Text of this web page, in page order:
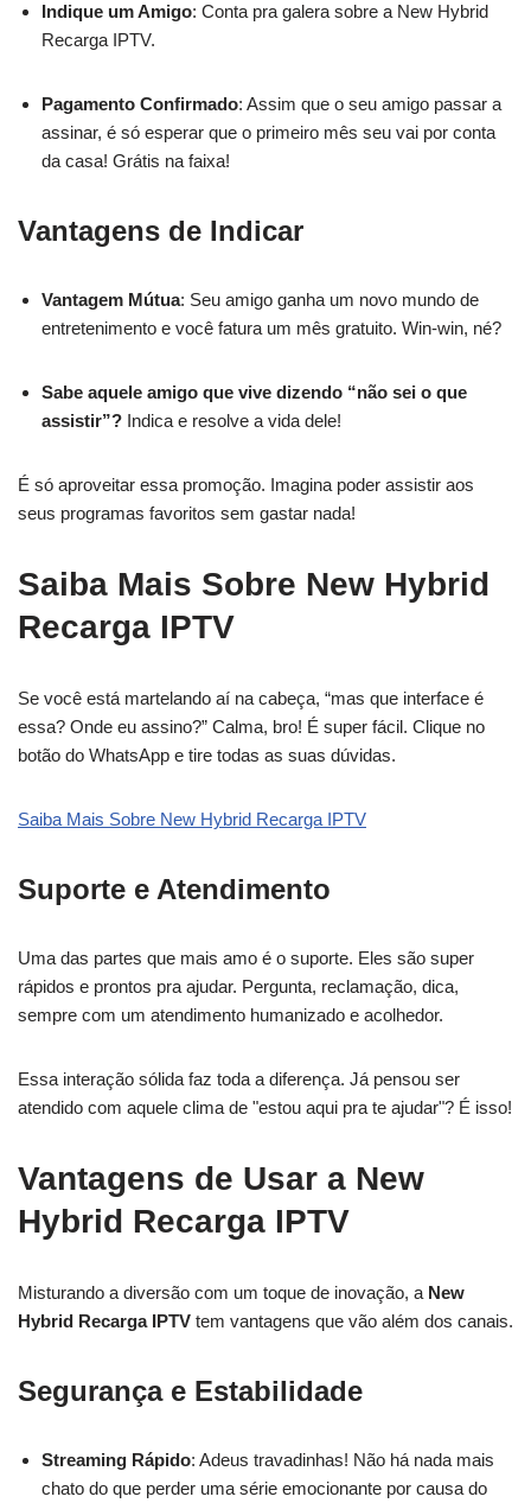
Indique um Amigo: Conta pra galera sobre a New Hybrid
Recarga IPTV.
Pagamento Confirmado: Assim que o seu amigo passar a
assinar, é só esperar que o primeiro mês seu vai por conta
da casa! Grátis na faixa!
Vantagens de Indicar
Vantagem Mútua: Seu amigo ganha um novo mundo de
entretenimento e você fatura um mês gratuito. Win-win, né?
Sabe aquele amigo que vive dizendo “não sei o que
assistir”? Indica e resolve a vida dele!
É só aproveitar essa promoção. Imagina poder assistir aos
seus programas favoritos sem gastar nada!
Saiba Mais Sobre New Hybrid
Recarga IPTV
Se você está martelando aí na cabeça, “mas que interface é
essa? Onde eu assino?” Calma, bro! É super fácil. Clique no
botão do WhatsApp e tire todas as suas dúvidas.
Saiba Mais Sobre New Hybrid Recarga IPTV
Suporte e Atendimento
Uma das partes que mais amo é o suporte. Eles são super
rápidos e prontos pra ajudar. Pergunta, reclamação, dica,
sempre com um atendimento humanizado e acolhedor.
Essa interação sólida faz toda a diferença. Já pensou ser
atendido com aquele clima de "estou aqui pra te ajudar"? É isso!
Vantagens de Usar a New
Hybrid Recarga IPTV
Misturando a diversão com um toque de inovação, a New
Hybrid Recarga IPTV tem vantagens que vão além dos canais.
Segurança e Estabilidade
Streaming Rápido: Adeus travadinhas! Não há nada mais
chato do que perder uma série emocionante por causa do